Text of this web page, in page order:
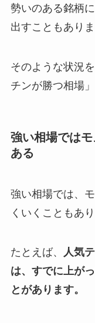
勢いのある銘柄
出すこともありま
そのような状況
チンが勝つ相場
強い相場では
ある
強い相場では、
くいくこともあり
たとえば、
人気
は、すでに上が
とがあります。